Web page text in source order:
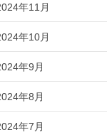
年11月
年10月
年9月
年8月
年7月